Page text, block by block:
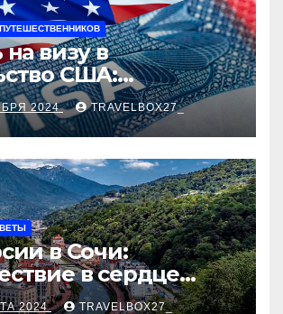
на визу в
США:
руководство
2024 TRAVELBOX27_
в Сочи:
в сердце
курорта
2024 TRAVELBOX27_